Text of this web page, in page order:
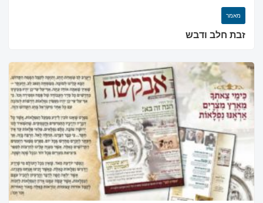
מאמר
זבת חלב ודבש